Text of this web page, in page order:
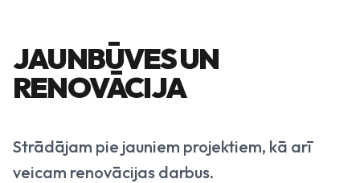
JAUNBŪVES UN
RENOVĀCIJA
Strādājam pie jauniem projektiem, kā arī
veicam renovācijas darbus.